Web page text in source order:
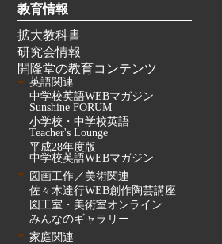
教育情報
拡大教科書
研究会情報
開隆堂の教育コンテンツ
英語関連
中学校英語WEBマガジン
Sunshine FORUM
小学校・中学校英語
Teacher's Lounge
平成28年度版
中学校英語WEBマガジン
図画工作／美術関連
佐々木達行WEB創作陶芸講座
図工室・美術室オンライン
みんなのギャラリー
家庭関連